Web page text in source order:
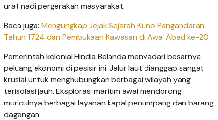
urat nadi pergerakan masyarakat.
Baca juga: Mengungkap Jejak Sejarah Kuno Pangandaran
Tahun 1724 dan Pembukaan Kawasan di Awal Abad ke-20
Pemerintah kolonial Hindia Belanda menyadari besarnya
peluang ekonomi di pesisir ini. Jalur laut dianggap sangat
krusial untuk menghubungkan berbagai wilayah yang
terisolasi jauh. Eksplorasi maritim awal mendorong
munculnya berbagai layanan kapal penumpang dan barang
dagangan.